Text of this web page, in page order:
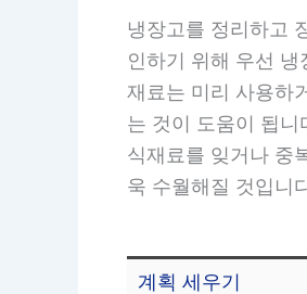
냉장고를 정리하고
인하기 위해 우선
재료는 미리 사용하
는 것이 도움이 됩
식재료를 잊거나 중
욱 수월해질 것입니
계획 세우기